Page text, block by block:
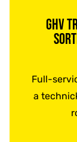
GHV
Full-
a